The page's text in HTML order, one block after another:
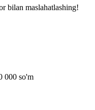
bilan maslahatlashing!
000 so'm